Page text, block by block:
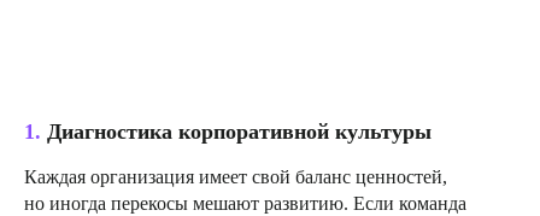
1. Диагностика корпоративной культуры
Каждая организация имеет свой баланс ценностей,
но иногда перекосы мешают развитию. Если команда